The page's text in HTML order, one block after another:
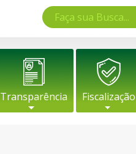
Transparência Fiscalização